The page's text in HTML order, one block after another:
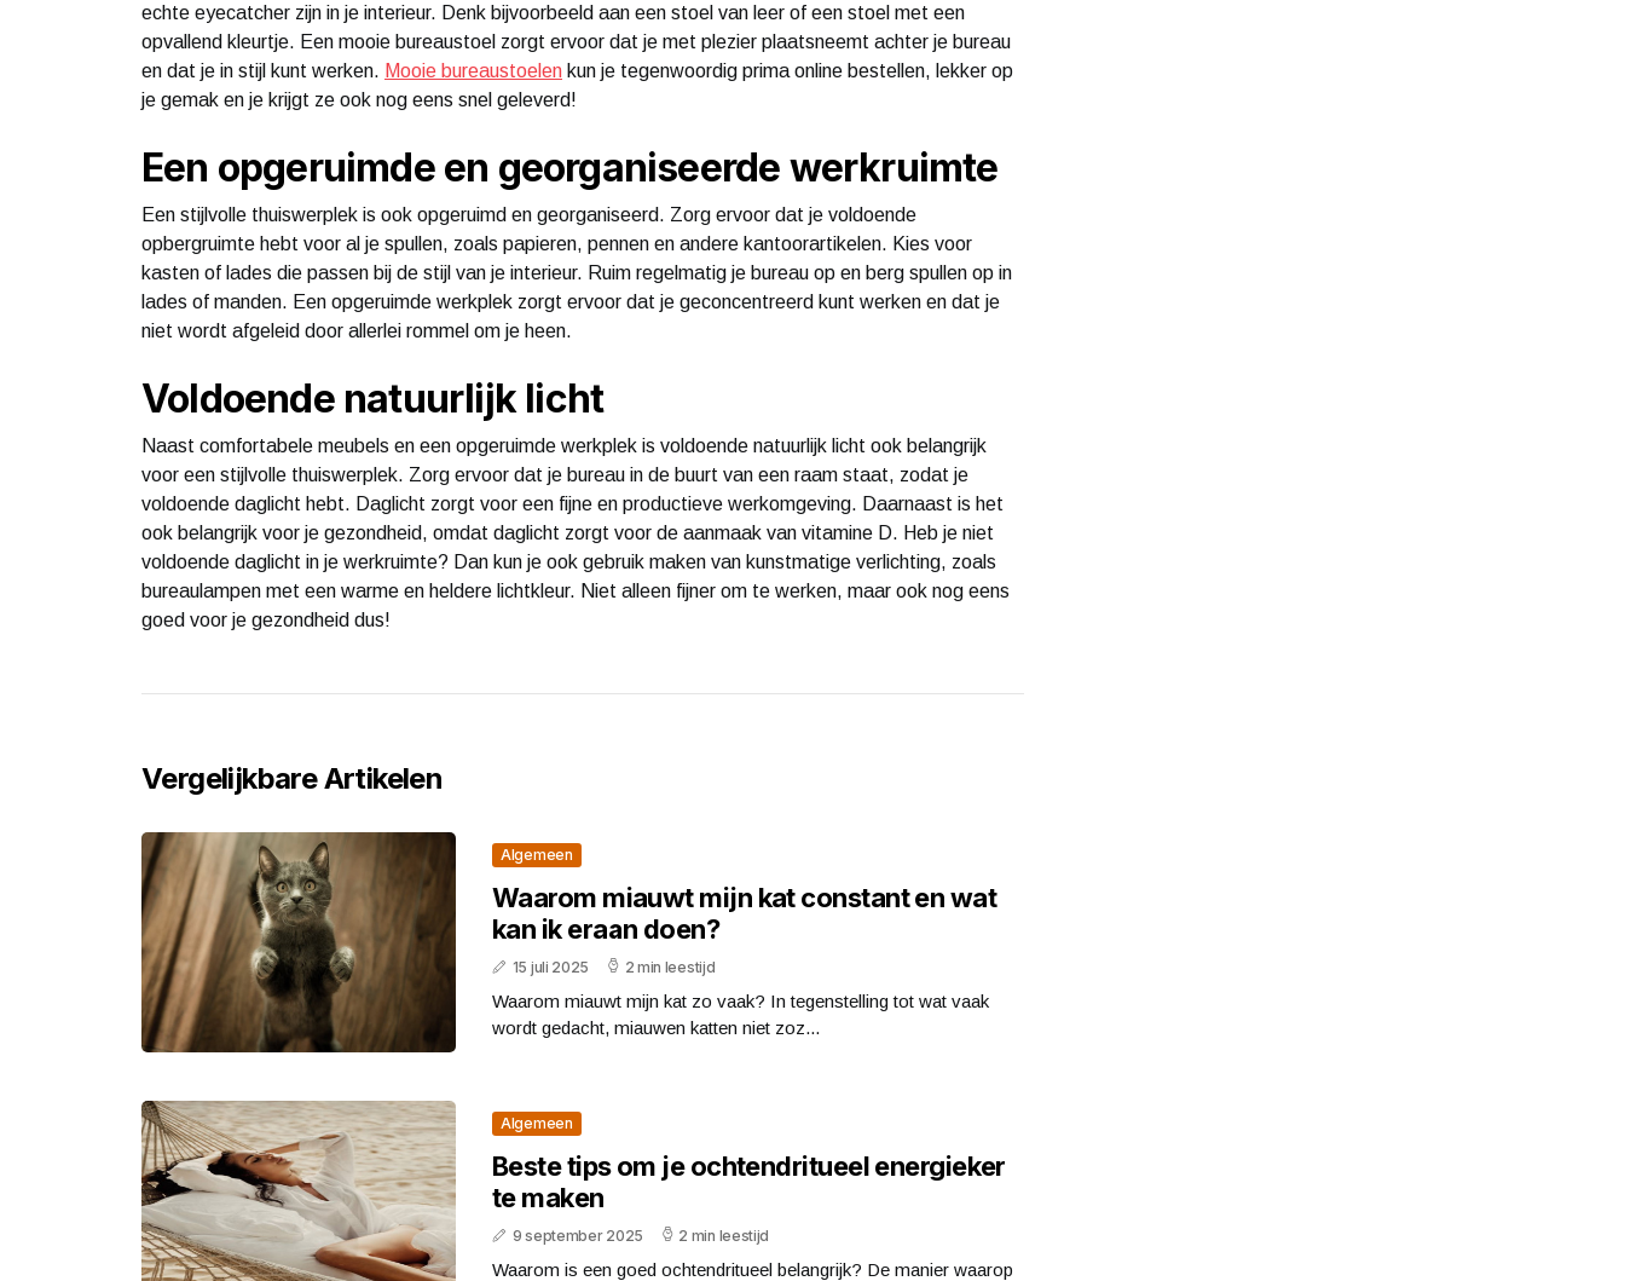
echte eyecatcher zijn in je interieur. Denk bijvoorbeeld aan een stoel van leer of een stoel met een
opvallend kleurtje. Een mooie bureaustoel zorgt ervoor dat je met plezier plaatsneemt achter je bureau
en dat je in stijl kunt werken. Mooie bureaustoelen kun je tegenwoordig prima online bestellen, lekker op
je gemak en je krijgt ze ook nog eens snel geleverd!
Een opgeruimde en georganiseerde werkruimte
Een stijlvolle thuiswerplek is ook opgeruimd en georganiseerd. Zorg ervoor dat je voldoende
opbergruimte hebt voor al je spullen, zoals papieren, pennen en andere kantoorartikelen. Kies voor
kasten of lades die passen bij de stijl van je interieur. Ruim regelmatig je bureau op en berg spullen op in
lades of manden. Een opgeruimde werkplek zorgt ervoor dat je geconcentreerd kunt werken en dat je
niet wordt afgeleid door allerlei rommel om je heen.
Voldoende natuurlijk licht
Naast comfortabele meubels en een opgeruimde werkplek is voldoende natuurlijk licht ook belangrijk
voor een stijlvolle thuiswerplek. Zorg ervoor dat je bureau in de buurt van een raam staat, zodat je
voldoende daglicht hebt. Daglicht zorgt voor een fijne en productieve werkomgeving. Daarnaast is het
ook belangrijk voor je gezondheid, omdat daglicht zorgt voor de aanmaak van vitamine D. Heb je niet
voldoende daglicht in je werkruimte? Dan kun je ook gebruik maken van kunstmatige verlichting, zoals
bureaulampen met een warme en heldere lichtkleur. Niet alleen fijner om te werken, maar ook nog eens
goed voor je gezondheid dus!
Vergelijkbare Artikelen
Algemeen
Waarom miauwt mijn kat constant en wat
kan ik eraan doen?
15 juli 2025 2 min leestijd
Waarom miauwt mijn kat zo vaak? In tegenstelling tot wat vaak
wordt gedacht, miauwen katten niet zoz...
Algemeen
Beste tips om je ochtendritueel energieker
te maken
9 september 2025 2 min leestijd
Waarom is een goed ochtendritueel belangrijk? De manier waarop